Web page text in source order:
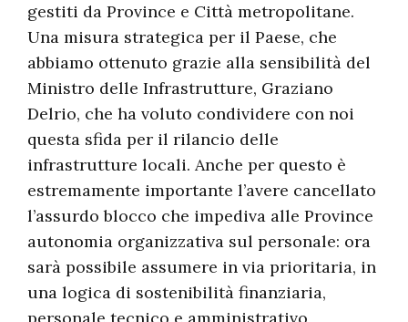
gestiti da Province e Città metropolitane.
Una misura strategica per il Paese, che
abbiamo ottenuto grazie alla sensibilità del
Ministro delle Infrastrutture, Graziano
Delrio, che ha voluto condividere con noi
questa sfida per il rilancio delle
infrastrutture locali. Anche per questo è
estremamente importante l’avere cancellato
l’assurdo blocco che impediva alle Province
autonomia organizzativa sul personale: ora
sarà possibile assumere in via prioritaria, in
una logica di sostenibilità finanziaria,